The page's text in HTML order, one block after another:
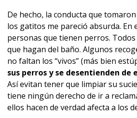
De hecho, la conducta que
los gatitos me pareció absurda. En
personas que tienen perros. Todos
que hagan del baño. Algunos
no faltan los “vivos” (más bien
sus perros y se desentienden de
Así evitan tener que limpiar su
tiene ningún derecho de ir a
ellos hacen de verdad afecta a los